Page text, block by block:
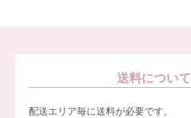
送料について
配送エリア毎に送料が必要です。